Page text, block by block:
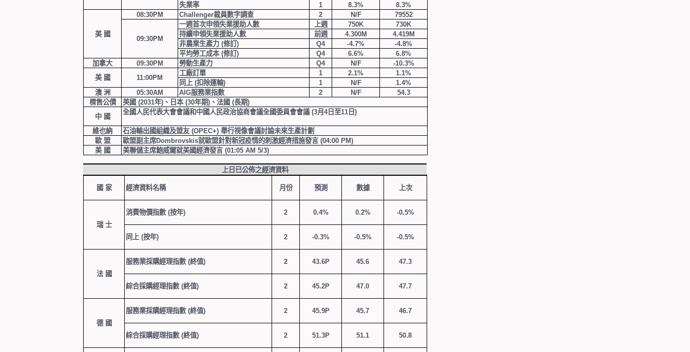
失業率
1 8.3% 8.3%
美 國
08:30PM Challenger裁員數字調查 2 N/F 79552
09:30PM
一週首次申領失業援助人數 上週 750K
730K
持續申領失業援助人數
前週 4.300M
4.419M
非農業生產力(修訂 ) Q4 -4.7%
-4.8%
平均勞工成本(修訂 ) Q4 6.6%
6.8%
加拿大
09:30PM 勞動生產力 Q4 N/F
-10.3%
美 國
11:00PM
工廠訂單 1 2.1%
1.1%
同上(扣除運輸) 1 N/F
1.4%
澳 洲
05:30AM AIG服務業指數 2 N/F
54.3
標售公債
英國 (2031年)、日本(30年期)、法國 (長期)
中 國
全國人民代表大會會議和中國人民政治協商會議全國委員會會議 (3月 4日至11日 )
維也納 石油輸出國組織及盟友(OPEC+) 舉行視像會議討論未來生產計劃
歐 盟
歐盟副主席Dombrovskis就歐盟針對新冠疫情的刺激經濟措施發言 (04:00 PM)
美 國
美聯儲主席鮑威爾就美國經濟發言 (01:05 AM 5/3)
上日已公佈之經濟資料
國 家 經濟資料名稱 月份 預測 數據 上次
瑞 士
消費物價指數 (按年) 2 0.4% 0.2% -0.5%
同上(按年) 2 -0.3% -0.5% -0.5%
法 國
服務業採購經理指數(終值) 2 43.6P 45.6 47.3
綜合採購經理指數(終值) 2 45.2P 47.0 47.7
德 國
服務業採購經理指數(終值) 2 45.9P 45.7 46.7
綜合採購經理指數(終值) 2 51.3P 51.1 50.8